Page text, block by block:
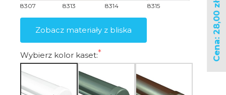
8307 8313 8314 8315
Zobacz materiały z bliska
Wybierz kolor kaset: Cena: 28,00 zł